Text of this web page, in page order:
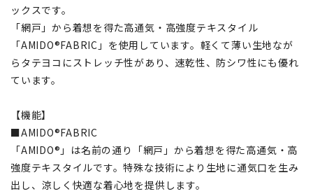
ックスです。
「網戸」から着想を得た高通気・高強度テキスタイル
「AMIDO®FABRIC」を使用しています。軽くて薄い生地なが
らタテヨコにストレッチ性があり、速乾性、防シワ性にも優れ
ています。
【機能】
■AMIDO®FABRIC
「AMIDO®」は名前の通り「網戸」から着想を得た高通気・高
強度テキスタイルです。特殊な技術により生地に通気口を生み
出し、涼しく快適な着心地を提供します。